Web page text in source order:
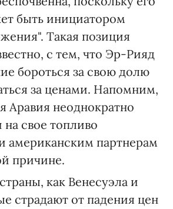
быть инициатором
Такая позиция
с тем, что Эр-Рияд
бороться за свою долю
за ценами. Напомним,
Аравия неоднократно
свое топливо
американским партнерам
причине.
как Венесуэла и
страдают от падения цен